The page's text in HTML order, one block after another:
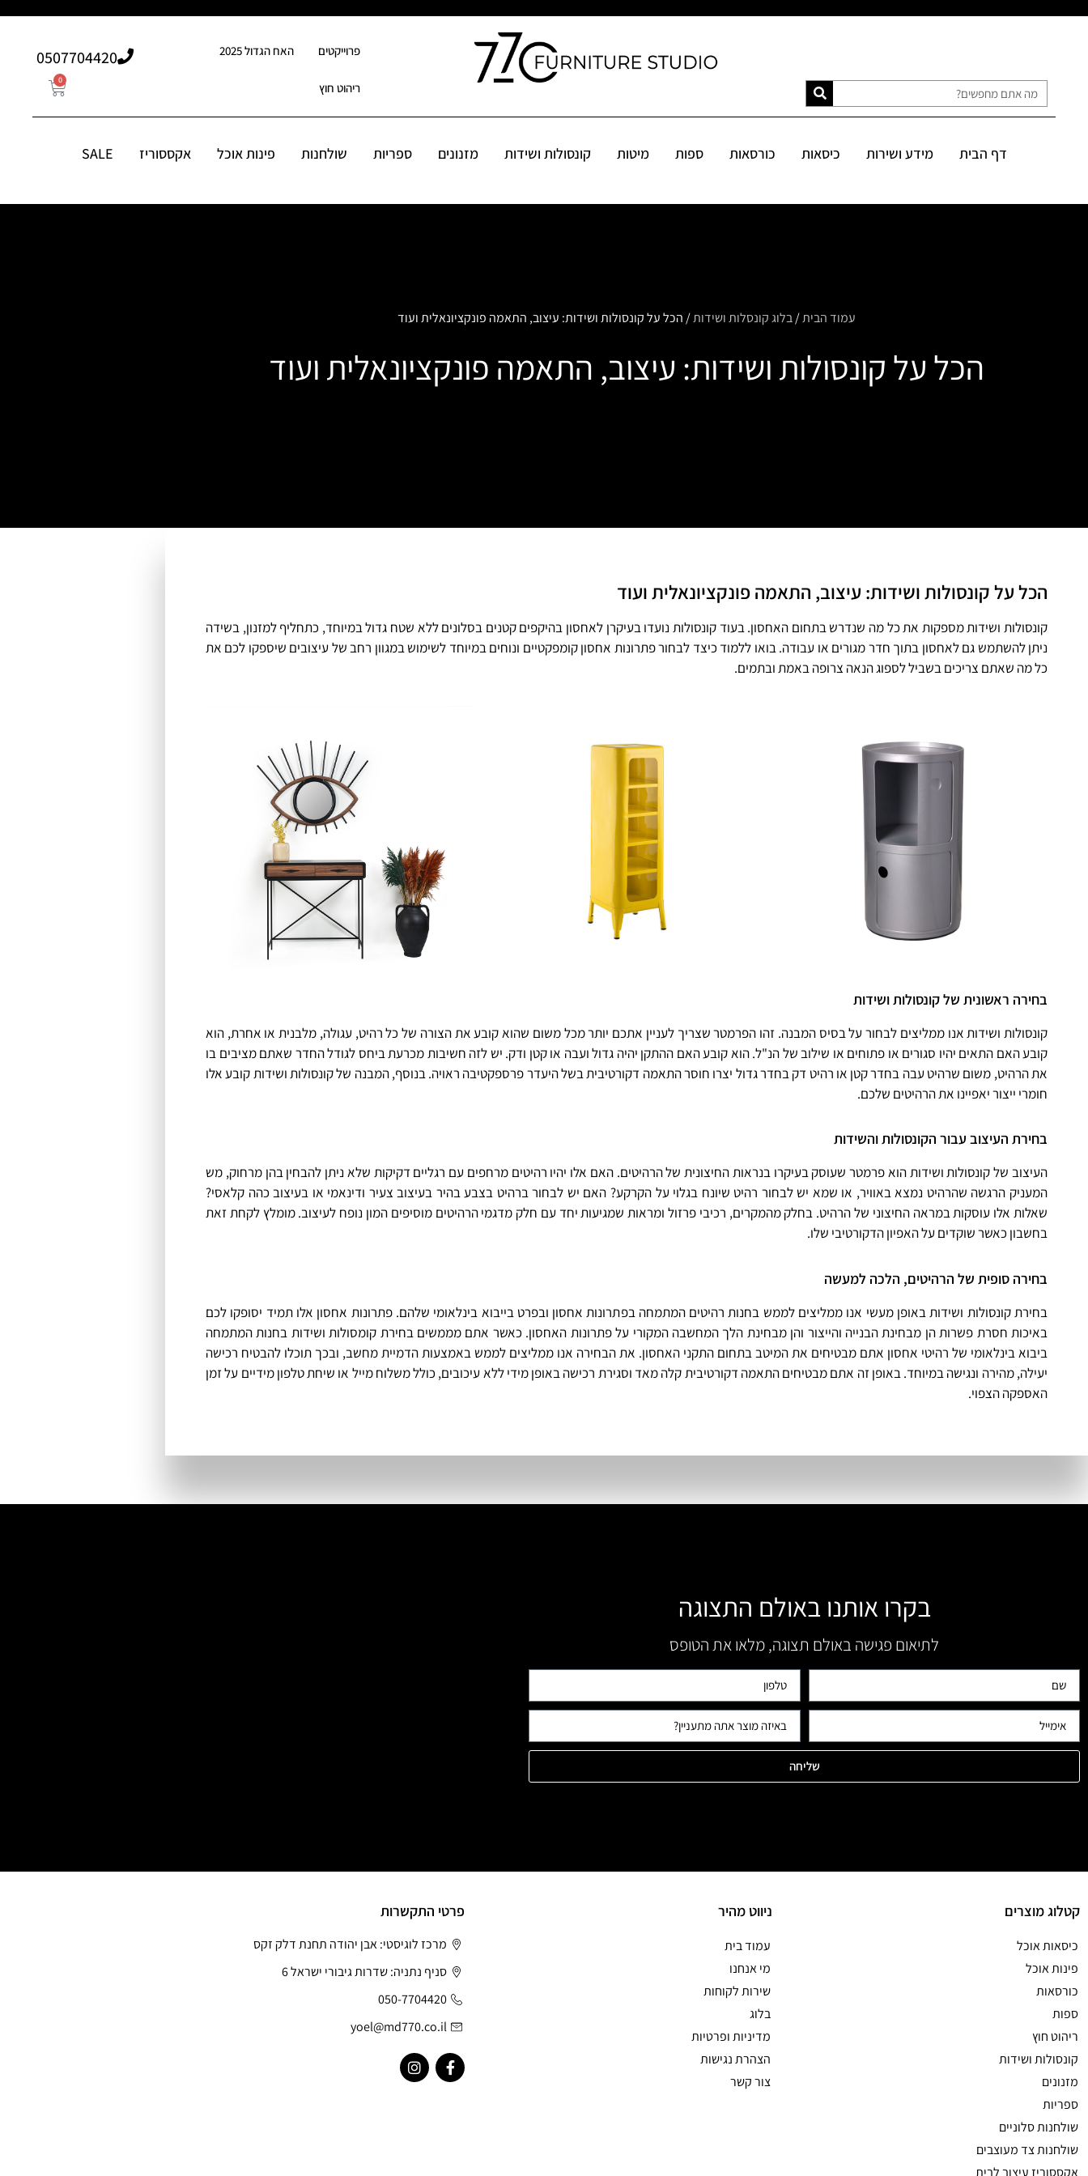
פרוייקטים האח הגדול 2025
ריהוט חוץ
507704420⁩0
0
דף הבית מידע ושירות כיסאות כורסאות ספות מיטות קונסולות ושידות מזנונים ספריות שולחנות פינות אוכל אקססוריז SALE
עמוד הבית/בלוג קונסלות ושידות/ הכל על קונסולות ושידות: עיצוב, התאמה פונקציונאלית ועוד
הכל על קונסולות ושידות: עיצוב, התאמה פונקציונאלית ועוד
הכל על קונסולות ושידות: עיצוב, התאמה פונקציונאלית ועוד
קונסולות ושידות מספקות את כל מה שנדרש בתחום האחסון. בעוד קונסולות נועדו בעיקרן לאחסון בהיקפים קטנים בסלונים ללא שטח גדול במיוחד, כתחליף למזנון, בשידה
ניתן להשתמש גם לאחסון בתוך חדר מגורים או עבודה. בואו ללמוד כיצד לבחור פתרונות אחסון קומפקטיים ונוחים במיוחד לשימוש במגוון רחב של עיצובים שיספקו לכם את
כל מה שאתם צריכים בשביל לספוג הנאה צרופה באמת ובתמים.
בחירה ראשונית של קונסולות ושידות
קונסולות ושידות אנו ממליצים לבחור על בסיס המבנה. זהו הפרמטר שצריך לעניין אתכם יותר מכל משום שהוא קובע את הצורה של כל רהיט, עגולה, מלבנית או אחרת, הוא
קובע האם התאים יהיו סגורים או פתוחים או שילוב של הנ"ל. הוא קובע האם ההתקן יהיה גדול ועבה או קטן ודק. יש לזה חשיבות מכרעת ביחס לגודל החדר שאתם מציבים בו
את הרהיט, משום שרהיט עבה בחדר קטן או רהיט דק בחדר גדול יצרו חוסר התאמה דקורטיבית בשל היעדר פרספקטיבה ראויה. בנוסף, המבנה של קונסולות ושידות קובע אלו
חומרי ייצור יאפיינו את הרהיטים שלכם.
בחירת העיצוב עבור הקונסולות והשידות
העיצוב של קונסולות ושידות הוא פרמטר שעוסק בעיקרו בנראות החיצונית של הרהיטים. האם אלו יהיו רהיטים מרחפים עם רגליים דקיקות שלא ניתן להבחין בהן מרחוק, מש
המעניק הרגשה שהרהיט נמצא באוויר, או שמא יש לבחור רהיט שיונח בגלוי על הקרקע? האם יש לבחור ברהיט בצבע בהיר בעיצוב צעיר ודינאמי או בעיצוב כהה קלאסי?
שאלות אלו עוסקות במראה החיצוני של הרהיט. בחלק מהמקרים, רכיבי פרזול ומראות שמגיעות יחד עם חלק מדגמי הרהיטים מוסיפים המון נופח לעיצוב. מומלץ לקחת זאת
בחשבון כאשר שוקדים על האפיון הדקורטיבי שלו.
בחירה סופית של הרהיטים, הלכה למעשה
בחירת קונסולות ושידות באופן מעשי אנו ממליצים לממש בחנות רהיטים המתמחה בפתרונות אחסון ובפרט בייבוא בינלאומי שלהם. פתרונות אחסון אלו תמיד יסופקו לכם
באיכות חסרת פשרות הן מבחינת הבנייה והייצור והן מבחינת הלך המחשבה המקורי על פתרונות האחסון. כאשר אתם מממשים בחירת קומסולות ושידות בחנות המתמחה
ביבוא בינלאומי של רהיטי אחסון אתם מבטיחים את המיטב בתחום התקני האחסון. את הבחירה אנו ממליצים לממש באמצעות הדמיית מחשב, ובכך תוכלו להבטיח רכישה
יעילה, מהירה ונגישה במיוחד. באופן זה אתם מבטיחים התאמה דקורטיבית קלה מאד וסגירת רכישה באופן מידי ללא עיכובים, כולל משלוח מייל או שיחת טלפון מידיים על זמן
האספקה הצפוי.
בקרו אותנו באולם התצוגה
לתיאום פגישה באולם תצוגה, מלאו את הטופס
שליחה
קטלוג מוצרים
כיסאות אוכל
פינות אוכל
כורסאות
ספות
ריהוט חוץ
קונסולות ושידות
מזנונים
ספריות
שולחנות סלוניים
שולחנות צד מעוצבים
אקססוריז עיצוב לבית
ניווט מהיר
עמוד בית
מי אנחנו
שירות לקוחות
בלוג
מדיניות ופרטיות
הצהרת נגישות
צור קשר
פרטי התקשרות
מרכז לוגיסטי: אבן יהודה תחנת דלק זקס
סניף נתניה: שדרות גיבורי ישראל 6
050-7704420
yoel@md770.co.il